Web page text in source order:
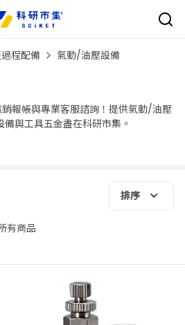
程配備 氣動/油壓設備
報帳與專業客服諮詢！提供氣動/油壓
與工具五金盡在科研市集。
排序
有商品